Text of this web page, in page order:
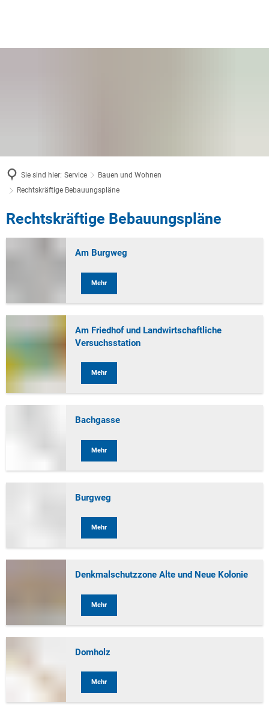
Sie sind hier: Service
Bauen und Wohnen
Rechtskräftige Bebauungspläne
Rechtskräftige
Bebauungspläne
Rechtskräftige Bebauungspläne
Am Burgweg
Mehr
Am Friedhof und Landwirtschaftliche
Versuchsstation
Mehr
Bachgasse
Mehr
Burgweg
Mehr
Denkmalschutzzone Alte und Neue Kolonie
Mehr
Domholz
Mehr